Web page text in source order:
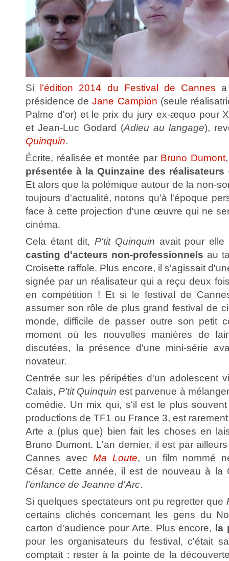
Si l'édition 2014 du Festival de Cannes
présidence deJane Campion (seule
Palme d'or) et le prix du jury ex-æquo pour
et Jean-Luc Godard (Adieu au langage),
Quinquin.
Écrite, réalisée et montée par Bruno Dumont
présentée à la Quinzaine des réalisateurs
Et alors que la polémique autour de la non-
toujours d'actualité, notons qu'à l'époque
face à cette projection d'une œuvre qui ne
cinéma.
Cela étant dit, P'tit Quinquin avait pour
casting d'acteurs non-professionnels au
Croisette raffole. Plus encore, il s'agissait
signée par un réalisateur qui a reçu deux
en compétition ! Et si le festival de
assumer son rôle de plus grand festival de
monde, difficile de passer outre son petit
moment où les nouvelles manières de
discutées, la présence d'une mini-série
novateur.
Centrée sur les péripéties d'un adolescent
Calais,P'tit Quinquin est parvenue à
comédie. Un mix qui, s'il est le plus
productions de TF1 ou France 3, est
Arte a (plus que) bien fait les choses en
Bruno Dumont. L'an dernier, il est par
Cannes avec Ma Loute, un film nommé
César. Cette année, il est de nouveau à la
l'enfance de Jeanne d'Arc.
Si quelques spectateurs ont pu regretter que
certains clichés concernant les gens du
carton d'audience pour Arte. Plus encore, la
pour les organisateurs du festival, c'était
comptait : rester à la pointe de la